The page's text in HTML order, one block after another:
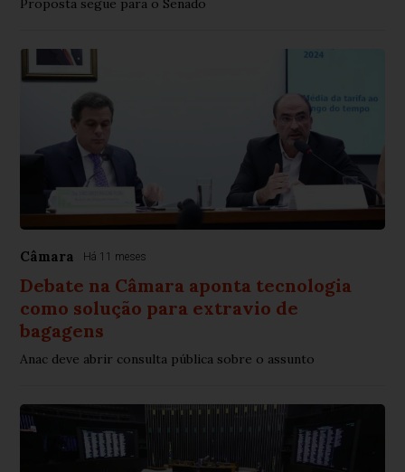
Câmara Há 11 meses
Debate na Câmara aponta tecnologia
como solução para extravio de
bagagens
Anac deve abrir consulta pública sobre o assunto